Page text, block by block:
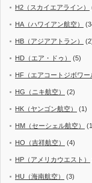
H2（スカイエアライン）
HA（ハワイアン航空）
HB（アジアアトラン）
HD（エア・ドゥ） (5)
HF（エアコートジボワー
HG（ニキ航空） (2)
HK（ヤンゴン航空） (1)
HM（セーシェル航空）
HO（吉祥航空） (4)
HP（アメリカウエスト）
HU（海南航空） (3)